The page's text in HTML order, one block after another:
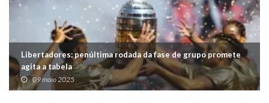
Libertadores: penúltima rodada da fase de grupo promete
agita a tabela
09 maio 2025